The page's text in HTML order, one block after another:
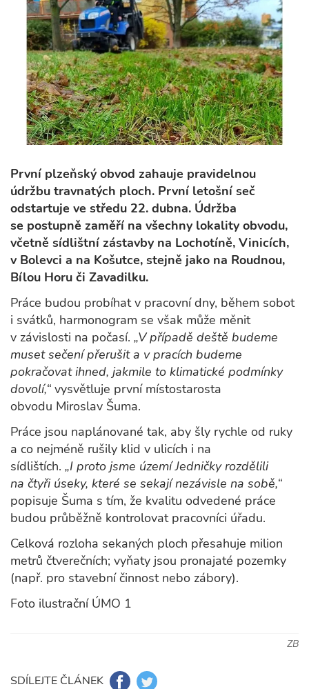
První plzeňský obvod zahauje pravidelnou
údržbu travnatých ploch. První letošní seč
odstartuje ve středu 22. dubna. Údržba
se postupně zaměří na všechny lokality obvodu,
včetně sídlištní zástavby na Lochotíně, Vinicích,
v Bolevci a na Košutce, stejně jako na Roudnou,
Bílou Horu či Zavadilku.
Práce budou probíhat v pracovní dny, během sobot
i svátků, harmonogram se však může měnit
v závislosti na počasí. „V případě deště budeme
muset sečení přerušit a v pracích budeme
pokračovat ihned, jakmile to klimatické podmínky
dovolí,“ vysvětluje první místostarosta
obvodu Miroslav Šuma.
Práce jsou naplánované tak, aby šly rychle od ruky
a co nejméně rušily klid v ulicích i na
sídlištích. „I proto jsme území Jedničky rozdělili
na čtyři úseky, které se sekají nezávisle na sobě,“
popisuje Šuma s tím, že kvalitu odvedené práce
budou průběžně kontrolovat pracovníci úřadu.
Celková rozloha sekaných ploch přesahuje milion
metrů čtverečních; vyňaty jsou pronajaté pozemky
(např. pro stavební činnost nebo zábory).
Foto ilustrační ÚMO 1
ZB
SDÍLEJTE ČLÁNEK